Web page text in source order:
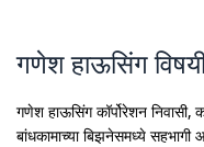
गणेश हाऊसिंग
गणेश हाऊसिंग कॉर्पोरेशन निवासी,
बांधकामाच्या बिझनेसमध्ये सहभागी